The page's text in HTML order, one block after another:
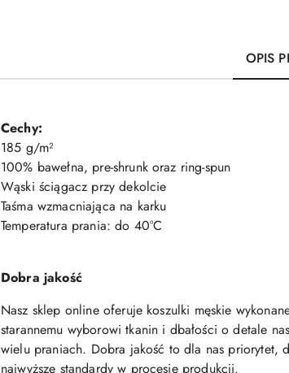
OPIS
Cechy:
185 g/m²
100% bawełna, pre-shrunk oraz ring-spun
Wąski ściągacz przy dekolcie
Taśma wzmacniająca na karku
Temperatura prania: do 40°C
Dobra jakość
Nasz sklep online oferuje koszulki męskie
starannemu wyborowi tkanin i dbałości o detale
wielu praniach. Dobra jakość to dla nas priorytet,
najwyższe standardy w procesie produkcji.